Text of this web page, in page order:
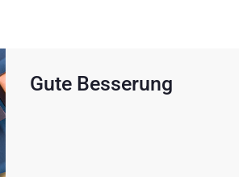
Gute Besserung